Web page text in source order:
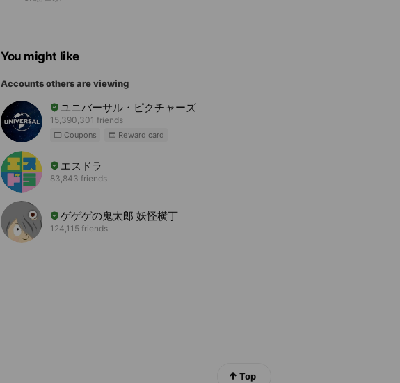
You might like
Accounts others are viewing
ユニバーサル・ピクチャーズ
15,390,301 friends
Coupons Reward card
エスドラ
83,843 friends
ゲゲゲの鬼太郎 妖怪横丁
124,115 friends
Top